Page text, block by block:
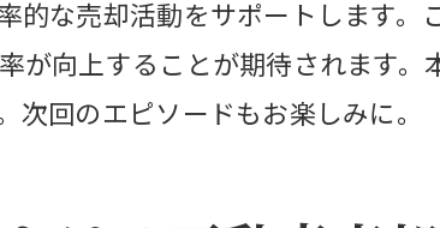
郊外物件の売却における競争優位性
地域振興と不動産売却のシナジー
家の意見を活用した不動産売却の成
的な売却活動をサポートします
が向上することが期待されます
次回のエピソードもお楽しみに。